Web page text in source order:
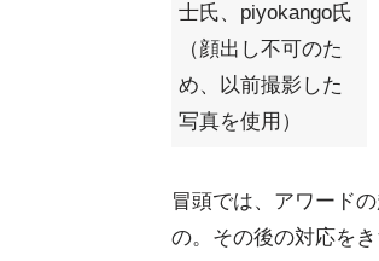
士氏、piyokango氏
（顔出し不可のた
め、以前撮影した
写真を使用）
冒頭では、アワード
の。その後の対応を